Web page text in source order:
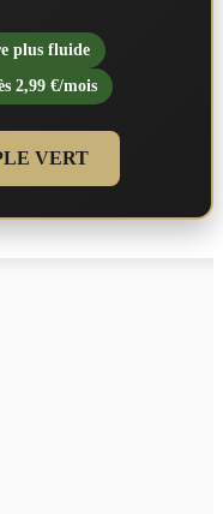
plus fluide
2,99 €/mois
VERT